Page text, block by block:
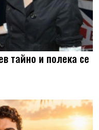
тайно и полека се